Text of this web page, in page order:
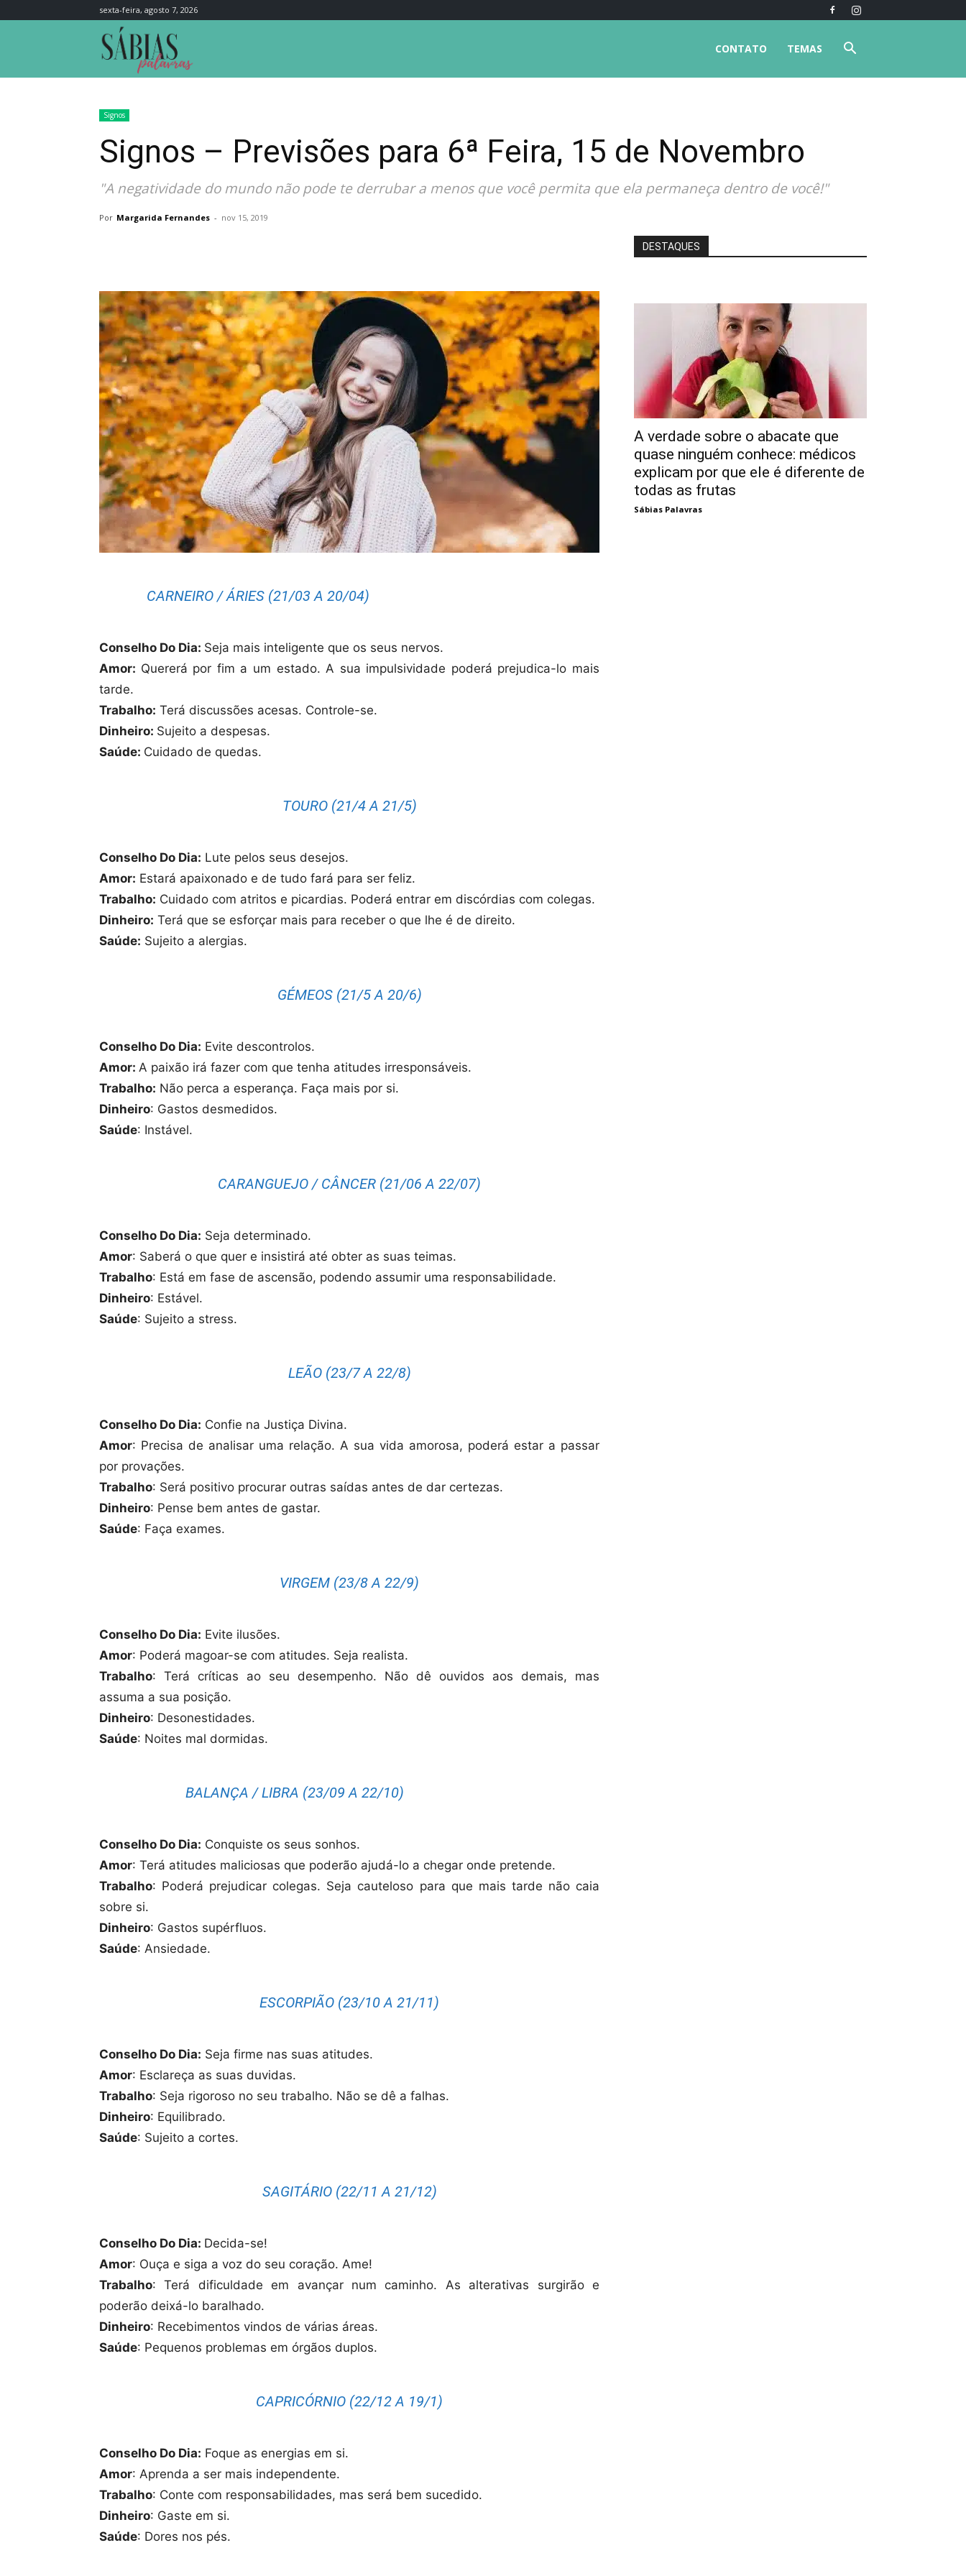
sexta-feira, agosto 7, 2026
TEMAS
CONTATO
Signos
Signos – Previsões para 6ª Feira, 15 de Novembro
"A negatividade do mundo não pode te derrubar a menos que você permita que ela permaneça dentro de você!"
Por Margarida Fernandes - nov 15, 2019
CARNEIRO / ÁRIES (21/03 A 20/04)
Conselho Do Dia: Seja mais inteligente que os seus nervos.
Amor: Quererá por fim a um estado. A sua impulsividade poderá prejudica-lo mais
tarde.
Trabalho: Terá discussões acesas. Controle-se.
Dinheiro: Sujeito a despesas.
Saúde: Cuidado de quedas.
TOURO (21/4 A 21/5)
Conselho Do Dia: Lute pelos seus desejos.
Amor: Estará apaixonado e de tudo fará para ser feliz.
Trabalho: Cuidado com atritos e picardias. Poderá entrar em discórdias com colegas.
Dinheiro: Terá que se esforçar mais para receber o que lhe é de direito.
Saúde: Sujeito a alergias.
GÉMEOS (21/5 A 20/6)
Conselho Do Dia: Evite descontrolos.
Amor: A paixão irá fazer com que tenha atitudes irresponsáveis.
Trabalho: Não perca a esperança. Faça mais por si.
Dinheiro: Gastos desmedidos.
Saúde: Instável.
CARANGUEJO / CÂNCER (21/06 A 22/07)
Conselho Do Dia: Seja determinado.
Amor: Saberá o que quer e insistirá até obter as suas teimas.
Trabalho: Está em fase de ascensão, podendo assumir uma responsabilidade.
Dinheiro: Estável.
Saúde: Sujeito a stress.
LEÃO (23/7 A 22/8)
Conselho Do Dia: Confie na Justiça Divina.
Amor: Precisa de analisar uma relação. A sua vida amorosa, poderá estar a passar
por provações.
Trabalho: Será positivo procurar outras saídas antes de dar certezas.
Dinheiro: Pense bem antes de gastar.
Saúde: Faça exames.
VIRGEM (23/8 A 22/9)
Conselho Do Dia: Evite ilusões.
Amor: Poderá magoar-se com atitudes. Seja realista.
Trabalho: Terá críticas ao seu desempenho. Não dê ouvidos aos demais, mas
assuma a sua posição.
Dinheiro: Desonestidades.
Saúde: Noites mal dormidas.
BALANÇA / LIBRA (23/09 A 22/10)
Conselho Do Dia: Conquiste os seus sonhos.
Amor: Terá atitudes maliciosas que poderão ajudá-lo a chegar onde pretende.
Trabalho: Poderá prejudicar colegas. Seja cauteloso para que mais tarde não caia
sobre si.
Dinheiro: Gastos supérfluos.
Saúde: Ansiedade.
ESCORPIÃO (23/10 A 21/11)
Conselho Do Dia: Seja firme nas suas atitudes.
Amor: Esclareça as suas duvidas.
Trabalho: Seja rigoroso no seu trabalho. Não se dê a falhas.
Dinheiro: Equilibrado.
Saúde: Sujeito a cortes.
SAGITÁRIO (22/11 A 21/12)
Conselho Do Dia: Decida-se!
Amor: Ouça e siga a voz do seu coração. Ame!
Trabalho: Terá dificuldade em avançar num caminho. As alterativas surgirão e
poderão deixá-lo baralhado.
Dinheiro: Recebimentos vindos de várias áreas.
Saúde: Pequenos problemas em órgãos duplos.
CAPRICÓRNIO (22/12 A 19/1)
Conselho Do Dia: Foque as energias em si.
Amor: Aprenda a ser mais independente.
Trabalho: Conte com responsabilidades, mas será bem sucedido.
Dinheiro: Gaste em si.
Saúde: Dores nos pés.
DESTAQUES
A verdade sobre o abacate que
quase ninguém conhece: médicos
explicam por que ele é diferente de
todas as frutas
Sábias Palavras